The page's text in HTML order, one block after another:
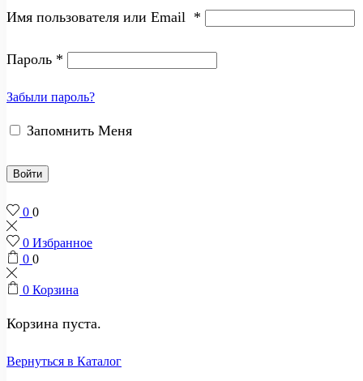
Имя пользователя или Email *
Пароль *
Забыли пароль?
Запомнить Меня
Войти
0 0
0 Избранное
0 0
0 Корзина
Корзина пуста.
Вернуться в Каталог